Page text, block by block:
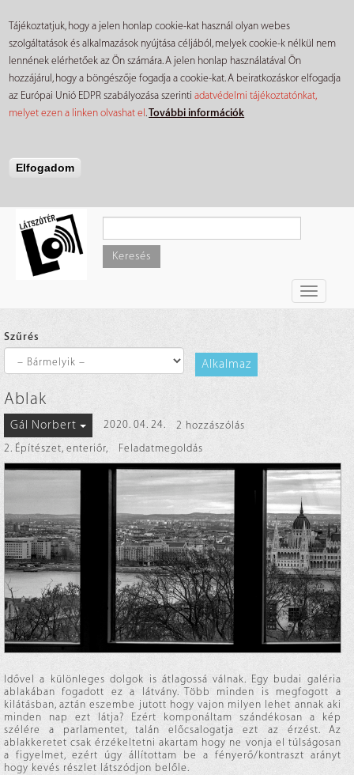
Tájékoztatjuk, hogy a jelen honlap cookie-kat használ olyan webes
szolgáltatások és alkalmazások nyújtása céljából, melyek cookie-k nélkül nem
lennének elérhetőek az Ön számára. A jelen honlap használatával Ön
hozzájárul, hogy a böngészője fogadja a cookie-kat. A beiratkozáskor elfogadja
az Európai Unió EDPR szabályozása szerintiadatvédelmi tájékoztatónkat,
melyet ezen a linken olvashat el.További információk
Elfogadom
tartalomra
Keresés
Toggle
Szűrés
Alkalmaz
Ablak
Gál Norbert 2020. 04. 24.
2 hozzászólás
2. Építészet, enteriőr, Feladatmegoldás
Idővel a különleges dolgok is átlagossá válnak. Egy budai galéria
ablakában fogadott ez a látvány. Több minden is megfogott a
kilátásban, aztán eszembe jutott hogy vajon milyen lehet annak aki
minden nap ezt látja? Ezért komponáltam szándékosan a kép
szélére a parlamentet, talán előcsalogatja ezt az érzést. Az
ablakkeretet csak érzékeltetni akartam hogy ne vonja el túlságosan
a figyelmet, ezért úgy állítottam be a fényerő/kontraszt arányt
hogy kevés részlet látszódjon belőle.